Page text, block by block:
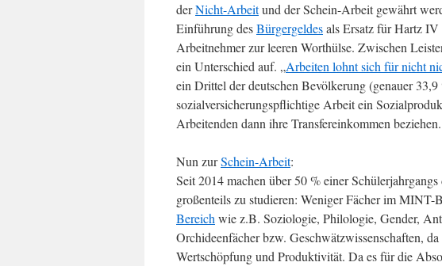
derNicht-Arbeitund der Schein-Arbeit gewährt
Einführung desBürgergeldesals Ersatz für Hartz
Arbeitnehmer zur leeren Worthülse. Zwischen
ein Unterschied auf. „Arbeiten lohnt sich für nicht
ein Drittel der deutschen Bevölkerung (genauer
sozialversicherungspflichtige Arbeit ein
Arbeitenden dann ihre Transfereinkommen
Nun zurSchein-Arbeit:
Seit 2014 machen über 50 % einer
großenteils zu studieren: Weniger Fächer im MINT-
Bereich wie z.B. Soziologie, Philologie, Gender,
Orchideenfächer bzw. Geschwätzwissenschaften,
Wertschöpfung und Produktivität. Da es für die